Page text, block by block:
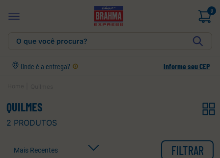
0
O que você procura?
Onde é a entrega? Informe seu CEP
QUILMES
2 PRODUTOS
Mais Recentes FILTRAR